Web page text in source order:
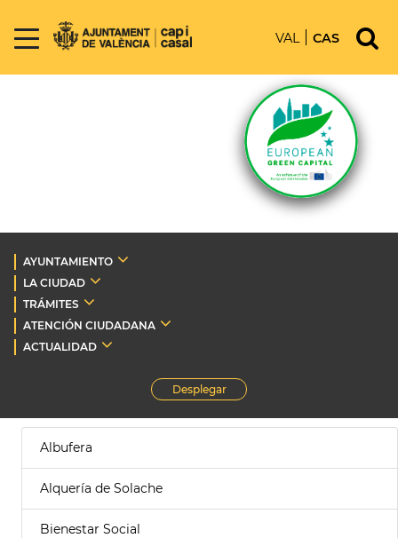
VAL CAS
AYUNTAMIENTO
LA CIUDAD
TRÁMITES
ATENCIÓN CIUDADANA
ACTUALIDAD
Desplegar
Albufera
Alquería de Solache
Bienestar Social